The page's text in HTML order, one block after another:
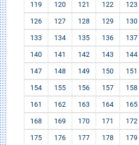
119 120 121 122 123
126 127 128 129 130
133 134 135 136 137
140 141 142 143 144
147 148 149 150 151
154 155 156 157 158
161 162 163 164 165
168 169 170 171 172
175 176 177 178 179